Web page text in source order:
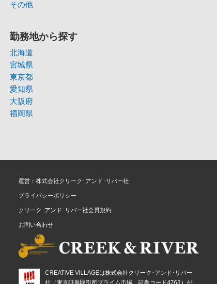
その他
勤務地から探す
北海道
宮城県
東京都
愛知県
大阪府
福岡県
運営：株式会社クリーク･アンド･リバー社
プライバシーポリシー
クリーク･アンド･リバー社会員規約
お問い合わせ
CREATIVE VILLAGEは株式会社クリーク･アンド･リバー
社（東京証券取引所プライム市場、証券コード4763）が